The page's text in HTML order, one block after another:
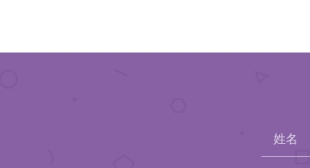
姓名